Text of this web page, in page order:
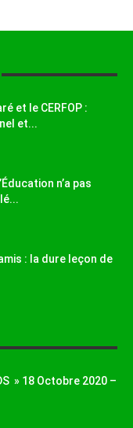
et le CERFOP :
et...
n’a pas
: la dure leçon de
» 18 Octobre 2020 –